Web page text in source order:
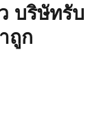
บริษัทรับ
ถูก